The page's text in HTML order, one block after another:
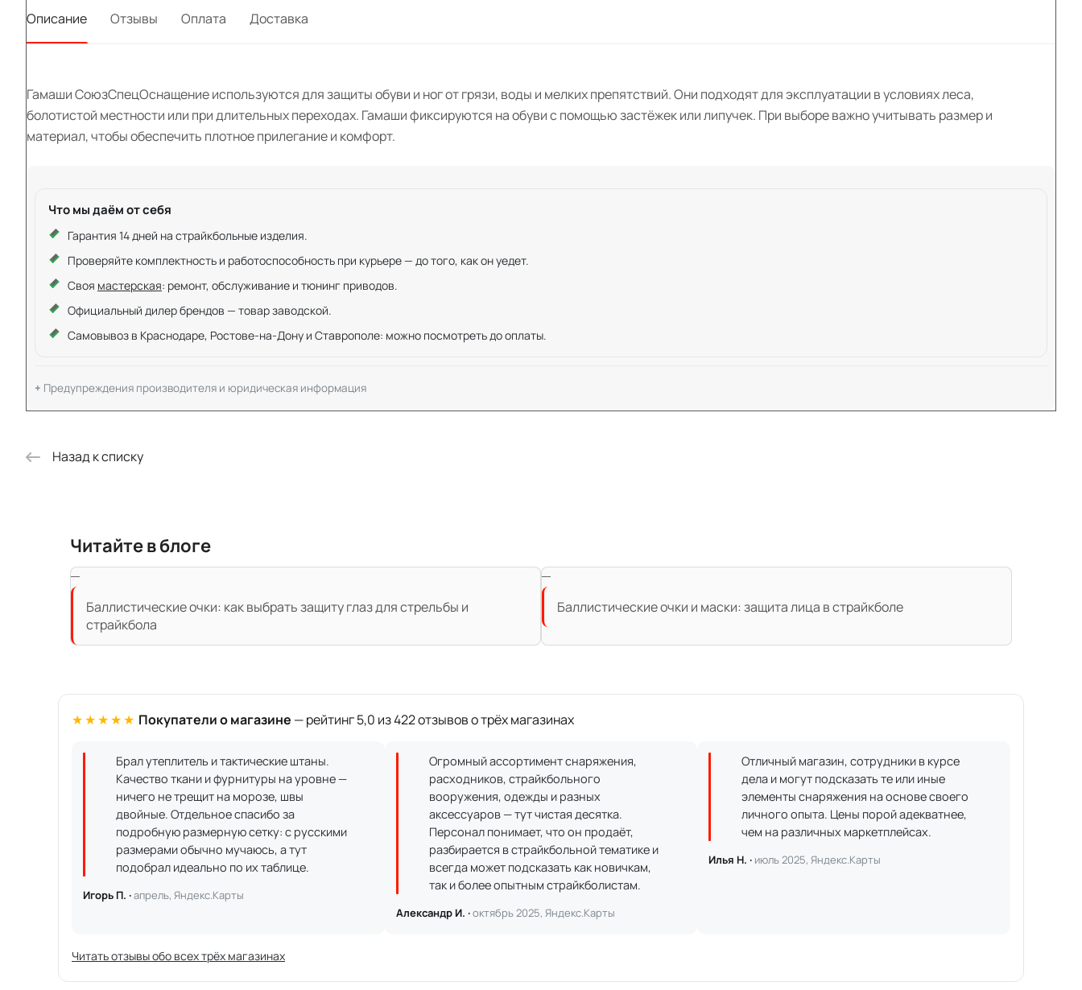
Описание Отзывы Оплата Доставка
Гамаши СоюзСпецОснащение используются для защиты обуви и ног от грязи, воды и мелких препятствий. Они подходят для эксплуатации в условиях леса,
болотистой местности или при длительных переходах. Гамаши фиксируются на обуви с помощью застёжек или липучек. При выборе важно учитывать размер и
материал, чтобы обеспечить плотное прилегание и комфорт.
Что мы даём от себя
Гарантия 14 дней на страйкбольные изделия.
Проверяйте комплектность и работоспособность при курьере — до того, как он уедет.
Своя мастерская: ремонт, обслуживание и тюнинг приводов.
Официальный дилер брендов — товар заводской.
Самовывоз в Краснодаре, Ростове-на-Дону и Ставрополе: можно посмотреть до оплаты.
Предупреждения производителя и юридическая информация
Назад к списку
Читайте в блоге
Баллистические очки: как выбрать защиту глаз для стрельбы и
страйкбола
Баллистические очки и маски: защита лица в страйкболе
★★★★★ Покупатели о магазине — рейтинг 5,0 из 422 отзывов о трёх магазинах
Брал утеплитель и тактические штаны.
Качество ткани и фурнитуры на уровне —
ничего не трещит на морозе, швы
двойные. Отдельное спасибо за
подробную размерную сетку: с русскими
размерами обычно мучаюсь, а тут
подобрал идеально по их таблице.
Игорь П. ·апрель, Яндекс.Карты
Огромный ассортимент снаряжения,
расходников, страйкбольного
вооружения, одежды и разных
аксессуаров — тут чистая десятка.
Персонал понимает, что он продаёт,
разбирается в страйкбольной тематике и
всегда может подсказать как новичкам,
так и более опытным страйкболистам.
Александр И. ·октябрь 2025, Яндекс.Карты
Отличный магазин, сотрудники в курсе
дела и могут подсказать те или иные
элементы снаряжения на основе своего
личного опыта. Цены порой адекватнее,
чем на различных маркетплейсах.
Илья Н. · июль 2025, Яндекс.Карты
Читать отзывы обо всех трёх магазинах